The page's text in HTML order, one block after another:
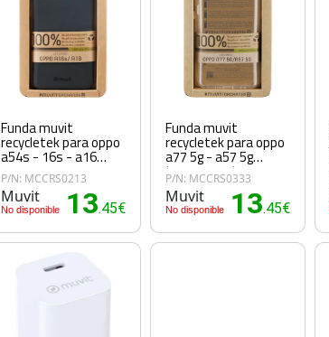
Funda muvit
recycletek para oppo
a54s - 16s - a16
negra
P/N: MCCRS0213
Muvit
No disponible 13.45€
Funda muvit
recycletek para oppo
a77 5g - a57 5g
transparente
P/N: MCCRS0333
Muvit
No disponible 13.45€